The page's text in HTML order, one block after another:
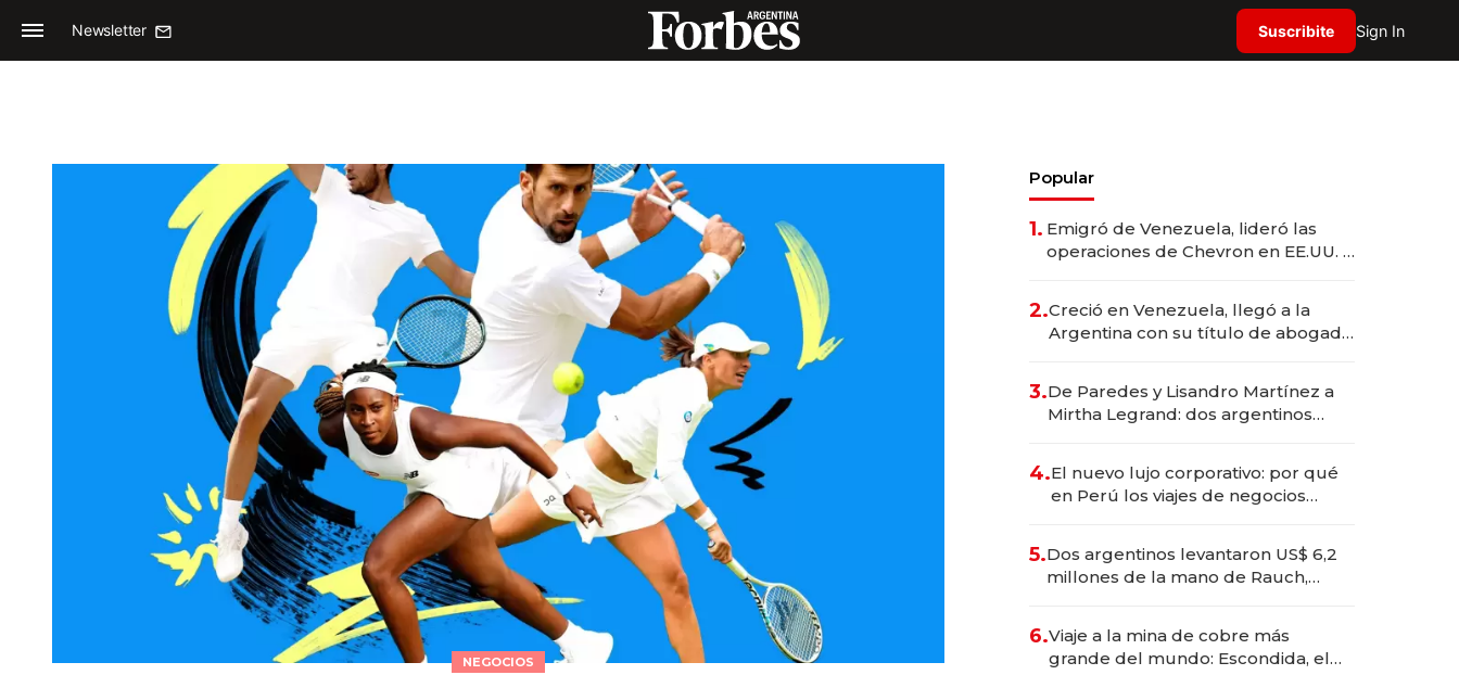
Newsletter Suscribite Sign In
NEGOCIOS
Popular
1. Emigró de Venezuela, lideró las
operaciones de Chevron en EE.UU. y
2.Creció en Venezuela, llegó a la
Argentina con su título de abogado
marcas "fast premium"
3.De Paredes y Lisandro Martínez a
Mirtha Legrand: dos argentinos
4.El nuevo lujo corporativo: por qué
en Perú los viajes de negocios
transformadoras
5.Dos argentinos levantaron US$ 6,2
millones de la mano de Rauch,
6.Viaje a la mina de cobre más
grande del mundo: Escondida, el